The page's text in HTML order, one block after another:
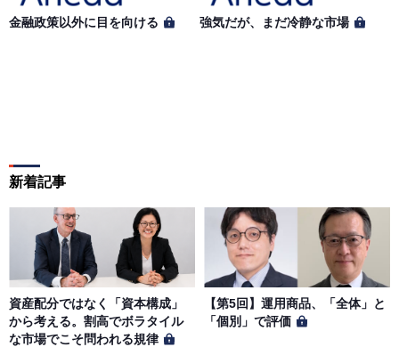
金融政策以外に目を向ける 強気だが、まだ冷静な市場
新着記事
資産配分ではなく「資本構成」
から考える。割高でボラタイル
な市場でこそ問われる規律
【第5回】運用商品、「全体」と
「個別」で評価